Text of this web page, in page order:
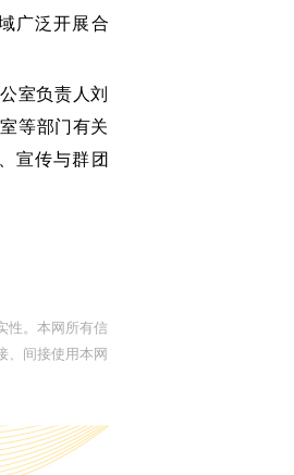
广泛开展合
室负责人刘
等部门有关
宣传与群团
性。本网所有信
、间接使用本网